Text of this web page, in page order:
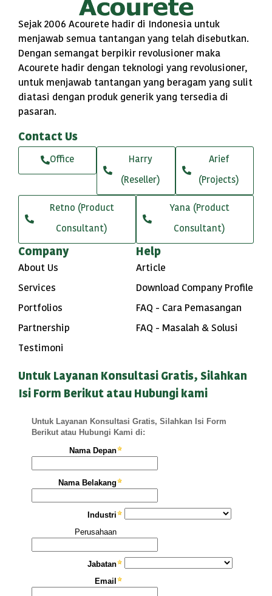
Sejak 2006 Acourete hadir di Indonesia untuk
menjawab semua tantangan yang telah disebutkan.
Dengan semangat berpikir revolusioner maka
Acourete hadir dengan teknologi yang revolusioner,
untuk menjawab tantangan yang beragam yang sulit
diatasi dengan produk generik yang tersedia di
pasaran.
Contact Us
Office Harry
(Reseller)
Arief
(Projects)
Retno (Product
Consultant)
Yana (Product
Consultant)
Company
About Us
Services
Portfolios
Partnership
Testimoni
Help
Article
Download Company Profile
FAQ - Cara Pemasangan
FAQ - Masalah & Solusi
Untuk Layanan Konsultasi Gratis, Silahkan
Isi Form Berikut atau Hubungi kami